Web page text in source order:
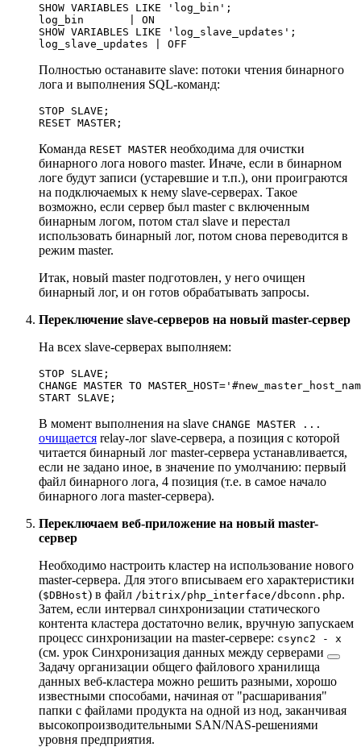
SHOW VARIABLES LIKE 'log_bin';
log_bin       | ON
SHOW VARIABLES LIKE 'log_slave_updates';
Полностью останавите slave: потоки чтения бинарного
лога и выполнения SQL-команд:
STOP SLAVE;
Команда RESET MASTER необходима для очистки
бинарного лога нового master. Иначе, если в бинарном
логе будут записи (устаревшие и т.п.), они проиграются
на подключаемых к нему slave-серверах. Такое
возможно, если сервер был master с включенным
бинарным логом, потом стал slave и перестал
использовать бинарный лог, потом снова переводится в
режим master.
Итак, новый master подготовлен, у него очищен
бинарный лог, и он готов обрабатывать запросы.
Переключение slave-серверов на новый master-сервер
На всех slave-серверах выполняем:
STOP SLAVE;
CHANGE MASTER TO
В момент выполнения на slave CHANGE MASTER ...
очищается relay-лог slave-сервера, а позиция c которой
читается бинарный лог master-сервера устанавливается,
если не задано иное, в значение по умолчанию: первый
файл бинарного лога, 4 позиция (т.е. в самое начало
бинарного лога master-сервера).
Переключаем веб-приложение на новый master-
сервер
Необходимо настроить кластер на использование нового
master-сервера. Для этого вписываем его характеристики
($DBHost) в файл /bitrix/php_interface/dbconn.php.
Затем, если интервал синхронизации статического
контента кластера достаточно велик, вручную запускаем
процесс синхронизации на master-сервере: csync2 - x
(см. урок Синхронизация данных между серверами
Задачу организации общего файлового хранилища
данных веб-кластера можно решить разными, хорошо
известными способами, начиная от "расшаривания"
папки с файлами продукта на одной из нод, заканчивая
высокопроизводительными SAN/NAS-решениями
уровня предприятия.